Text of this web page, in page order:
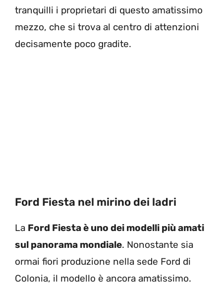
tranquilli i proprietari di questo amatissimo
mezzo, che si trova al centro di attenzioni
decisamente poco gradite.
Ford Fiesta nel mirino dei ladri
La Ford Fiesta è uno dei modelli più amati
sul panorama mondiale. Nonostante sia
ormai fiori produzione nella sede Ford di
Colonia, il modello è ancora amatissimo.